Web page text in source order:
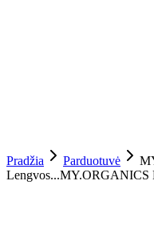
Pradžia Parduotuvė
Lengvos...MY.ORGANICS